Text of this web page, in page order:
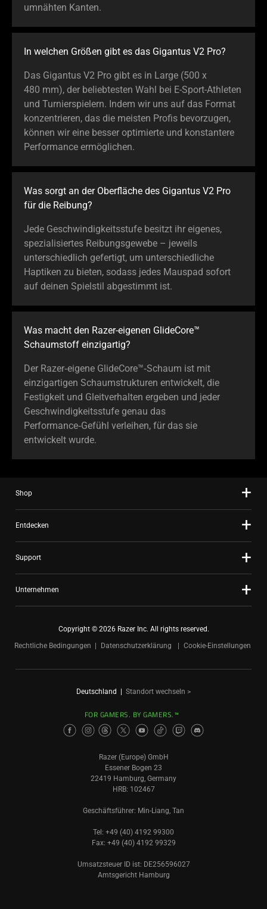
umnähten Kanten.
In welchen Größen gibt es das Gigantus V2 Pro?
Das Gigantus V2 Pro gibt es in Large (500 x
480 mm), der beliebtesten Wahl bei E-Sport-Athleten
und Turnierspielern. Indem wir uns auf das Format
konzentrieren, das die meisten Profis bevorzugen,
können wir eine besser optimierte und konstantere
Performance ermöglichen.
Was sorgt an der Oberfläche des Gigantus V2 Pro
für die Reibung?
Jede Geschwindigkeitsstufe besitzt ihr eigenes,
spezialisiertes Reibungsgewebe – jeweils
unterschiedlich gefertigt, um unterschiedliche
Haptiken zu bieten, sodass jedes Mauspad sofort
auf deinen Spielstil abgestimmt ist.
Was macht den Razer-eigenen GlideCore™
Schaumstoff einzigartig?
Der Razer‑eigene GlideCore™‑Schaum ist mit
einzigartigen Schaumstrukturen entwickelt, die
Festigkeit und Gleitverhalten ergeben und jeder
Geschwindigkeitsstufe genau das
Performance‑Gefühl verleihen, für das sie
entwickelt wurde.
Shop
Entdecken
Support
Unternehmen
Copyright © 2026 Razer Inc. All rights reserved.
Rechtliche Bedingungen
Datenschutzerklärung Cookie-Einstellungen
Deutschland Standort wechseln >
FOR GAMERS. BY GAMERS.™
Razer (Europe) GmbH
Essener Bogen 23
22419 Hamburg, Germany
HRB: 102467
Geschäftsführer: Min-Liang, Tan
Tel: +49 (40) 4192 99300
Fax: +49 (40) 4192 99329
Umsatzsteuer ID ist: DE256596027
Amtsgericht Hamburg